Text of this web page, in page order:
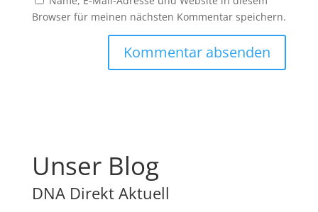
Browser für meinen nächsten Kommentar speichern.
Unser Blog
DNA Direkt Aktuell